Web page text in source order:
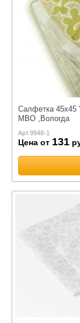
Салфетка 45х45
МВО ,Вологда
Арт.9948-1
Цена от 131